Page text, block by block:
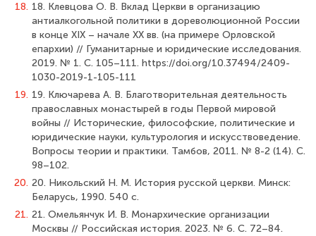
18. 18. Клевцова О. В. Вклад Церкви в организацию
антиалкогольной политики в дореволюционной России
в конце XIX – начале ХХ вв. (на примере Орловской
епархии) // Гуманитарные и юридические исследования.
2019. № 1. С. 105–111. https://doi.org/10.37494/2409-
1030-2019-1-105-111
19. 19. Ключарева А. В. Благотворительная деятельность
православных монастырей в годы Первой мировой
войны // Исторические, философские, политические и
юридические науки, культурология и искусствоведение.
Вопросы теории и практики. Тамбов, 2011. № 8-2 (14). С.
98–102.
20. 20. Никольский Н. М. История русской церкви. Минск:
Беларусь, 1990. 540 с.
21. 21. Омельянчук И. В. Монархические организации
Москвы // Российская история. 2023. № 6. С. 72–84.